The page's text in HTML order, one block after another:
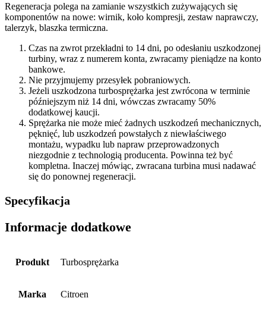
Regeneracja polega na zamianie wszystkich zużywających się
komponentów na nowe: wirnik, koło kompresji, zestaw naprawczy,
talerzyk, blaszka termiczna.
Czas na zwrot przekładni to 14 dni, po odesłaniu uszkodzonej
turbiny, wraz z numerem konta, zwracamy pieniądze na konto
bankowe.
Nie przyjmujemy przesyłek pobraniowych.
Jeżeli uszkodzona turbosprężarka jest zwrócona w terminie
późniejszym niż 14 dni, wówczas zwracamy 50%
dodatkowej kaucji.
Sprężarka nie może mieć żadnych uszkodzeń mechanicznych,
pęknięć, lub uszkodzeń powstałych z niewłaściwego
montażu, wypadku lub napraw przeprowadzonych
niezgodnie z technologią producenta. Powinna też być
kompletna. Inaczej mówiąc, zwracana turbina musi nadawać
się do ponownej regeneracji.
Specyfikacja
Informacje dodatkowe
Produkt Turbosprężarka
Marka Citroen